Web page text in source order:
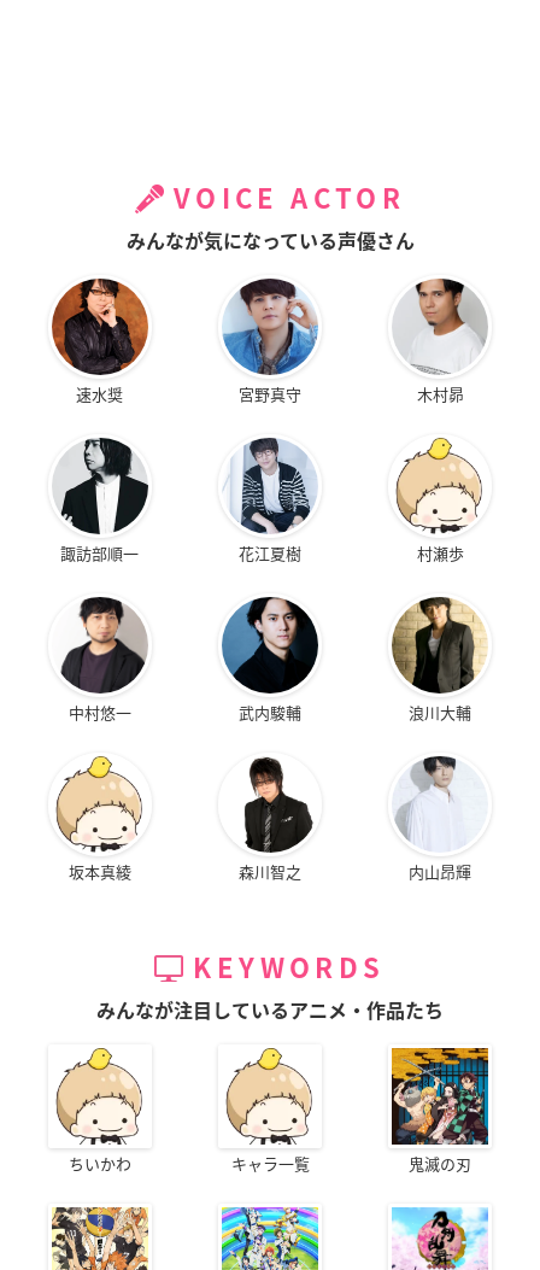
VOICE ACTOR
みんなが気になっている声優さん
速水奨 宮野真守 木村昴
諏訪部順一 花江夏樹 村瀬歩
中村悠一 武内駿輔 浪川大輔
坂本真綾 森川智之 内山昂輝
KEYWORDS
みんなが注目しているアニメ・作品たち
ちいかわ キャラ一覧 鬼滅の刃